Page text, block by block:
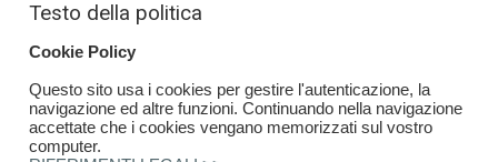
Testo della politica
Cookie Policy
Questo sito usa i cookies per gestire l'autenticazione, la
navigazione ed altre funzioni. Continuando nella navigazione
accettate che i cookies vengano memorizzati sul vostro
computer.